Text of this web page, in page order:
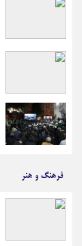
فرهنگ و هنر